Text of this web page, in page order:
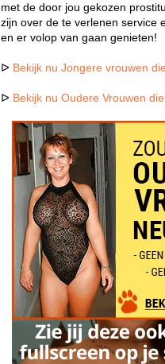
met de door jou gekozen
zijn over de te verlenen service
en er volop van gaan genieten!
ᐅ Bekijk nu Jongere vrouwen
ᐅ Bekijk nu Oudere Vrouwen